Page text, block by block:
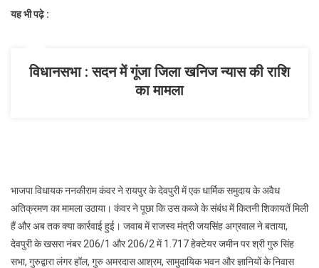
यह भी पढ़े :
विधानसभा : सदन में गूंजा जिला खनिज न्यास की राशि
का मामला
भाजपा विधायक ननकीराम कंवर ने रायपुर के देवपुरी में एक धार्मिक समुदाय के अवैध
अतिक्रमण का मामला उठाया। कंवर ने पूछा कि उस कब्जे के संबंध में कितनी शिकायतें मिली
हैं और अब तक क्या कार्रवाई हुई। जवाब में राजस्व मंत्री जयसिंह अग्रवाल ने बताया,
देवपुरी के खसरा नंबर 206/1 और 206/2 में 1.717 हेक्टेयर जमीन पर श्री गुरु सिंह
सभा, गुरुद्वारा लंगर हॉल, गुरु अमरदास आश्रम, सामुदायिक भवन और ज्ञानियों के निवास